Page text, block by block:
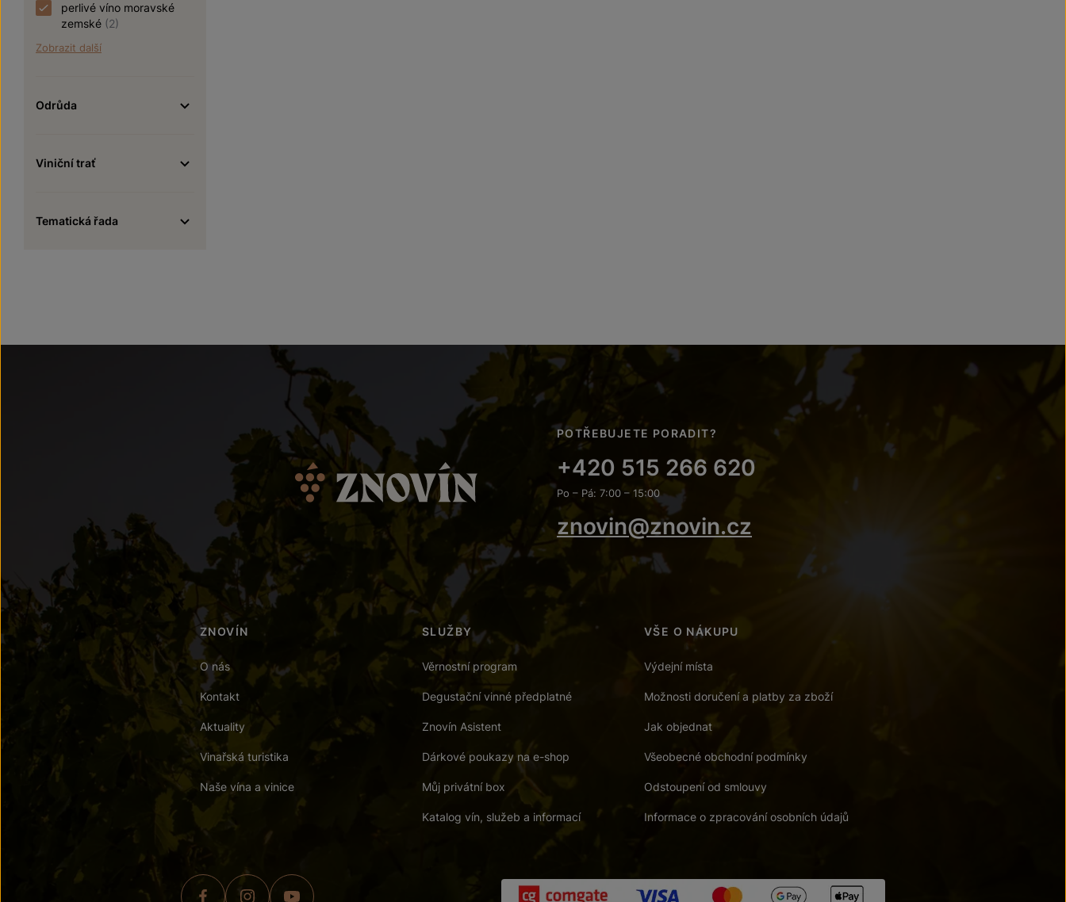
perlivé víno moravské
zemské (2)
Zobrazit další
Odrůda
Viniční trať
Tematická řada
POTŘEBUJETE PORADIT?
+420 515 266 620
Po – Pá: 7:00 – 15:00
znovin@znovin.cz
ZNOVÍN
O nás
Kontakt
Aktuality
Vinařská turistika
Naše vína a vinice
SLUŽBY
Věrnostní program
Degustační vinné předplatné
Znovín Asistent
Dárkové poukazy na e-shop
Můj privátní box
Katalog vín, služeb a informací
VŠE O NÁKUPU
Výdejní místa
Možnosti doručení a platby za zboží
Jak objednat
Všeobecné obchodní podmínky
Odstoupení od smlouvy
Informace o zpracování osobních údajů